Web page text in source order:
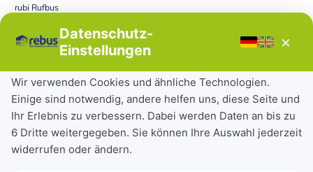
rubi Rufbus
Störungen
Tickets & Tarife
Deutschlandticket
Schülerkarte
Einzeltickets
Abonnements
Datenschutz-
Einstellungen
×
Wir verwenden Cookies und ähnliche Technologien.
Einige sind notwendig, andere helfen uns, diese Seite und
Ihr Erlebnis zu verbessern. Dabei werden Daten an bis zu
6 Dritte weitergegeben. Sie können Ihre Auswahl jederzeit
widerrufen oder ändern.